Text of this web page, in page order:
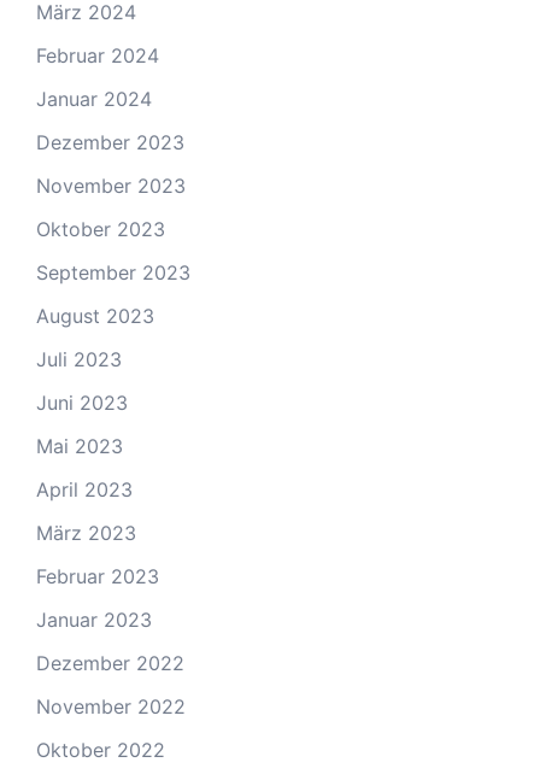
März 2024
Februar 2024
Januar 2024
Dezember 2023
November 2023
Oktober 2023
September 2023
August 2023
Juli 2023
Juni 2023
Mai 2023
April 2023
März 2023
Februar 2023
Januar 2023
Dezember 2022
November 2022
Oktober 2022